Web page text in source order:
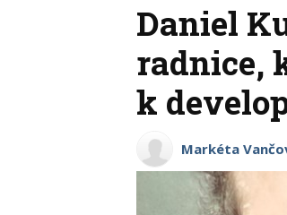
Daniel
radnice,
k
Markéta